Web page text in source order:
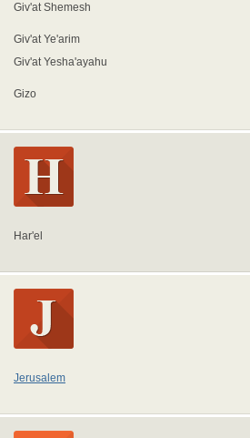
Giv'at Shemesh
Giv'at Ye'arim
Giv'at Yesha'ayahu
Gizo
Har'el
Jerusalem